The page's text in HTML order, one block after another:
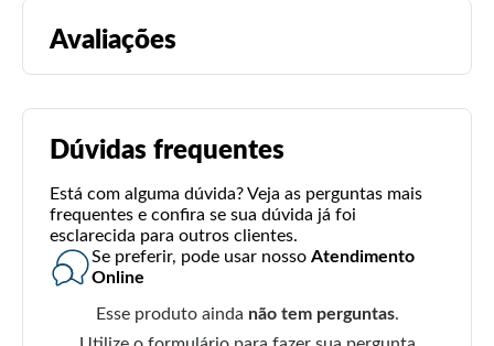
Avaliações
Dúvidas frequentes
Está com alguma dúvida? Veja as perguntas mais
frequentes e confira se sua dúvida já foi
esclarecida para outros clientes.
Se preferir, pode usar nosso Atendimento
Online
Esse produto ainda não tem perguntas.